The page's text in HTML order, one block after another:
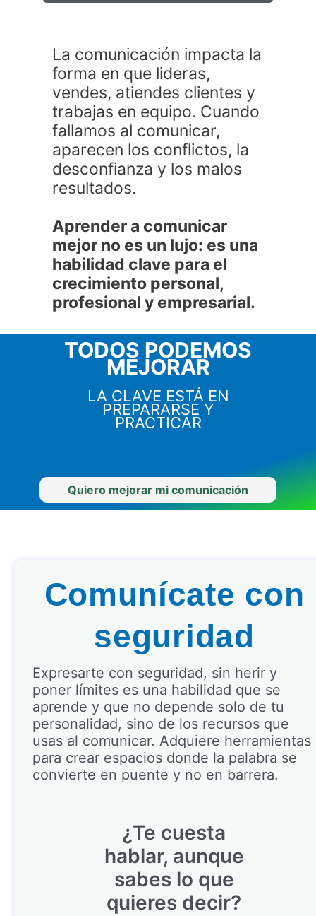
La comunicación impacta la
forma en que lideras,
vendes, atiendes clientes y
trabajas en equipo. Cuando
fallamos al comunicar,
aparecen los conflictos, la
desconfianza y los malos
resultados.
Aprender a comunicar
mejor no es un lujo: es una
habilidad clave para el
crecimiento personal,
profesional y empresarial.
TODOS PODEMOS
MEJORAR
LA CLAVE ESTÁ EN
PREPARARSE Y
PRACTICAR
Quiero mejorar mi comunicación
Comunícate con
seguridad
Expresarte con seguridad, sin herir y
poner límites es una habilidad que se
aprende y que no depende solo de tu
personalidad, sino de los recursos que
usas al comunicar. Adquiere herramientas
para crear espacios donde la palabra se
convierte en puente y no en barrera.
¿Te cuesta
hablar, aunque
sabes lo que
quieres decir?